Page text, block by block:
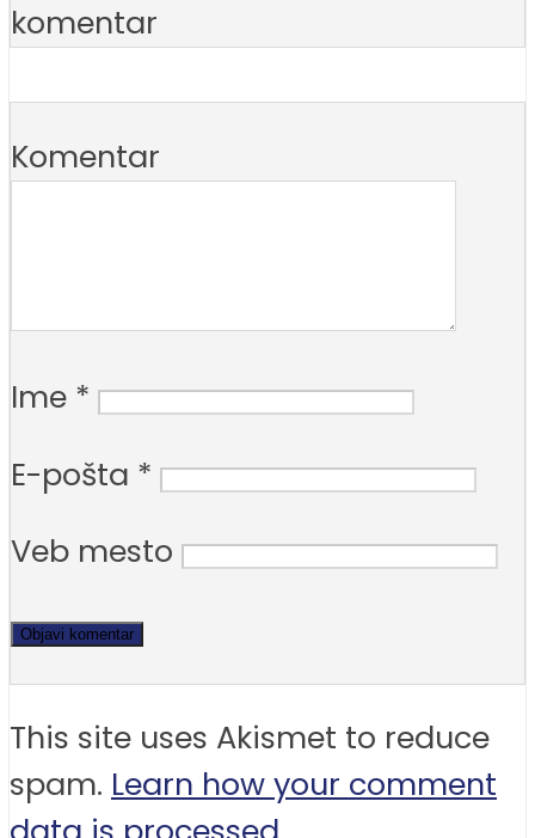
komentar
Komentar
Ime *
E-pošta *
Veb mesto
This site uses Akismet to reduce
spam. Learn how your comment